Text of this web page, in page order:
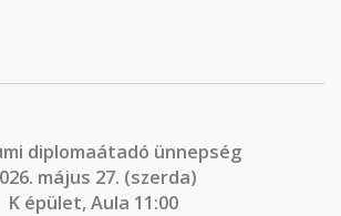
diplomaátadó ünnepség
május 27. (szerda)
K épület, Aula 11:00